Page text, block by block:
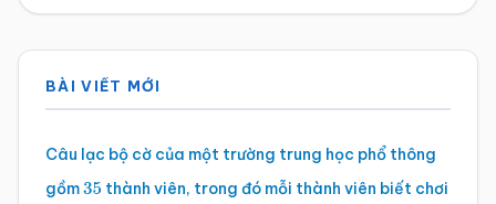
Sidebar
chính
BÀI VIẾT MỚI
Câu lạc bộ cờ của một trường trung học phổ thông
gồm35 thành viên, trong đó mỗi thành viên biết chơi